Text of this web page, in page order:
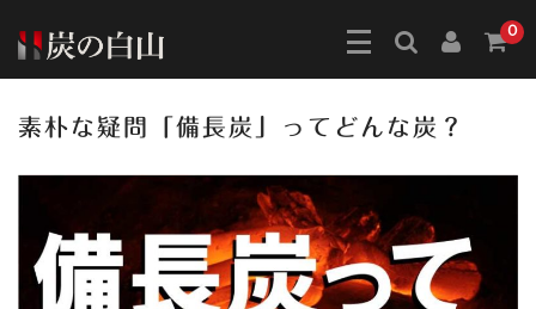
0
素朴な疑問「備長炭」ってどんな炭？